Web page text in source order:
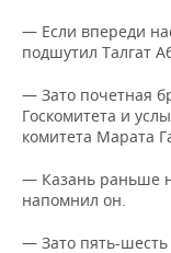
— Если впереди
подшутил Талгат
— Зато почетная
Госкомитета и
комитета Марата
— Казань раньше
напомнил он.
— Зато пять-шесть